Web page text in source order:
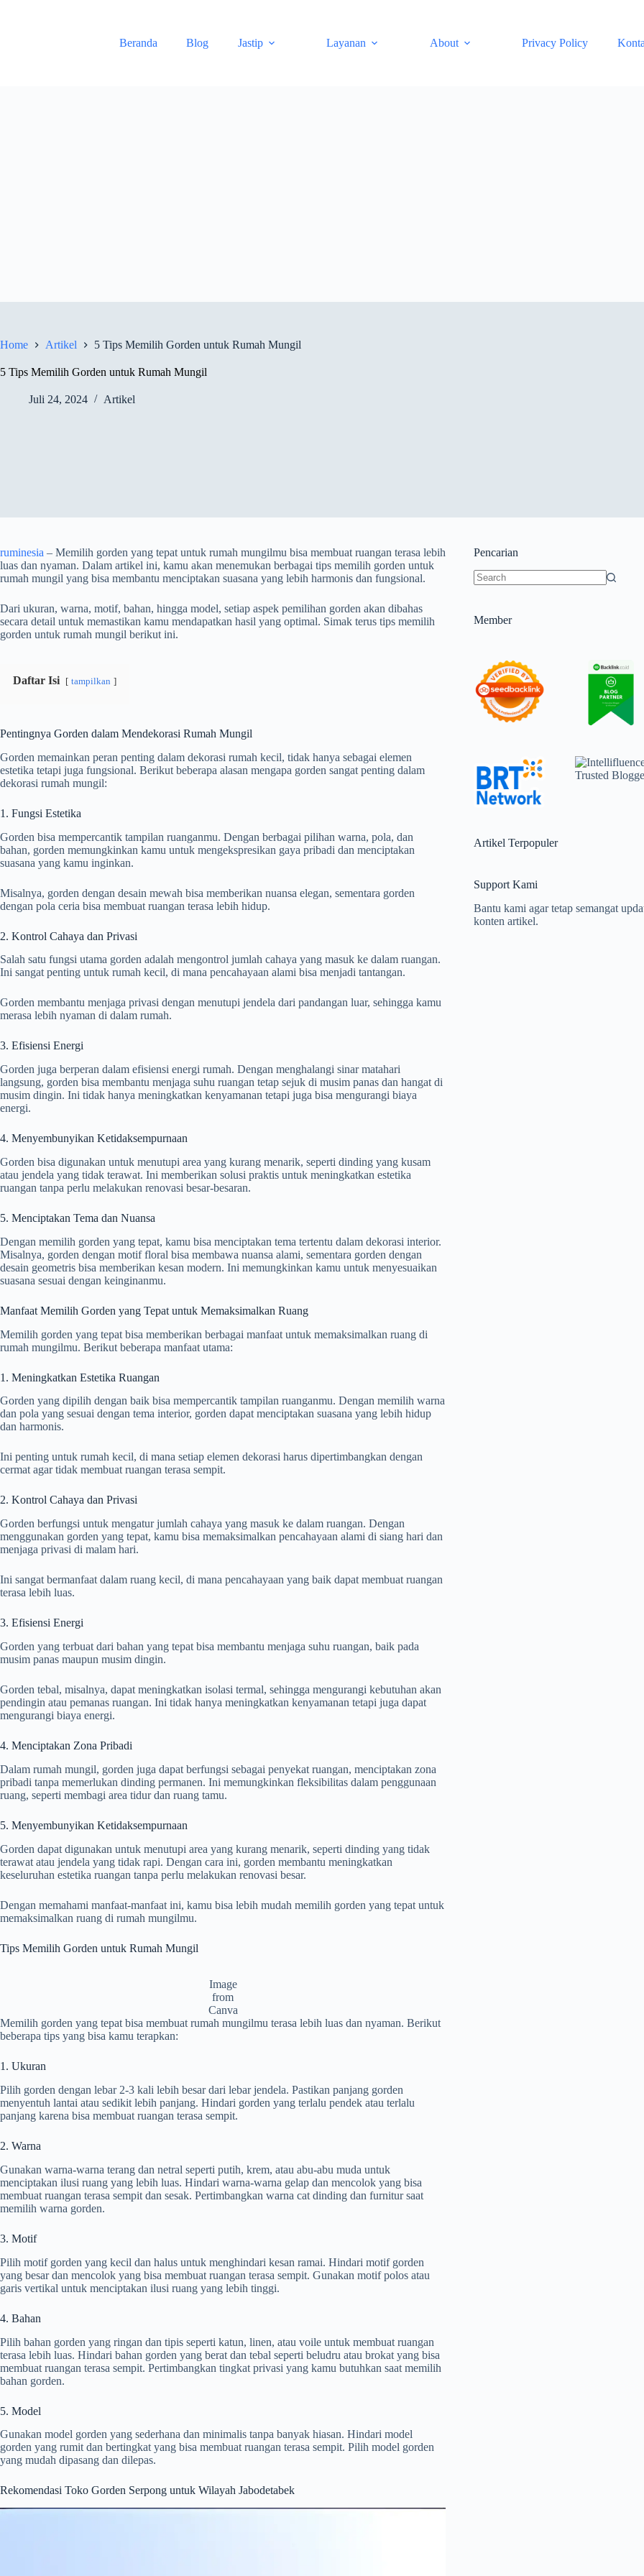
Beranda
Blog Jastip Layanan About Privacy Policy
Home Artikel 5 Tips Memilih Gorden untuk Rumah Mungil
5 Tips Memilih Gorden untuk Rumah Mungil
Juli 24, 2024 Artikel
ruminesia – Memilih gorden yang tepat untuk rumah mungilmu bisa membuat ruangan terasa lebih
luas dan nyaman. Dalam artikel ini, kamu akan menemukan berbagai tips memilih gorden untuk
rumah mungil yang bisa membantu menciptakan suasana yang lebih harmonis dan fungsional.
Dari ukuran, warna, motif, bahan, hingga model, setiap aspek pemilihan gorden akan dibahas
secara detail untuk memastikan kamu mendapatkan hasil yang optimal. Simak terus tips memilih
gorden untuk rumah mungil berikut ini.
Daftar Isi tampilkan
Pentingnya Gorden dalam Mendekorasi Rumah Mungil
Gorden memainkan peran penting dalam dekorasi rumah kecil, tidak hanya sebagai elemen
estetika tetapi juga fungsional. Berikut beberapa alasan mengapa gorden sangat penting dalam
dekorasi rumah mungil:
1. Fungsi Estetika
Gorden bisa mempercantik tampilan ruanganmu. Dengan berbagai pilihan warna, pola, dan
bahan, gorden memungkinkan kamu untuk mengekspresikan gaya pribadi dan menciptakan
suasana yang kamu inginkan.
Misalnya, gorden dengan desain mewah bisa memberikan nuansa elegan, sementara gorden
dengan pola ceria bisa membuat ruangan terasa lebih hidup.
2. Kontrol Cahaya dan Privasi
Salah satu fungsi utama gorden adalah mengontrol jumlah cahaya yang masuk ke dalam ruangan.
Ini sangat penting untuk rumah kecil, di mana pencahayaan alami bisa menjadi tantangan.
Gorden membantu menjaga privasi dengan menutupi jendela dari pandangan luar, sehingga kamu
merasa lebih nyaman di dalam rumah.
3. Efisiensi Energi
Gorden juga berperan dalam efisiensi energi rumah. Dengan menghalangi sinar matahari
langsung, gorden bisa membantu menjaga suhu ruangan tetap sejuk di musim panas dan hangat di
musim dingin. Ini tidak hanya meningkatkan kenyamanan tetapi juga bisa mengurangi biaya
energi.
4. Menyembunyikan Ketidaksempurnaan
Gorden bisa digunakan untuk menutupi area yang kurang menarik, seperti dinding yang kusam
atau jendela yang tidak terawat. Ini memberikan solusi praktis untuk meningkatkan estetika
ruangan tanpa perlu melakukan renovasi besar-besaran.
5. Menciptakan Tema dan Nuansa
Dengan memilih gorden yang tepat, kamu bisa menciptakan tema tertentu dalam dekorasi interior.
Misalnya, gorden dengan motif floral bisa membawa nuansa alami, sementara gorden dengan
desain geometris bisa memberikan kesan modern. Ini memungkinkan kamu untuk menyesuaikan
suasana sesuai dengan keinginanmu.
Manfaat Memilih Gorden yang Tepat untuk Memaksimalkan Ruang
Memilih gorden yang tepat bisa memberikan berbagai manfaat untuk memaksimalkan ruang di
rumah mungilmu. Berikut beberapa manfaat utama:
1. Meningkatkan Estetika Ruangan
Gorden yang dipilih dengan baik bisa mempercantik tampilan ruanganmu. Dengan memilih warna
dan pola yang sesuai dengan tema interior, gorden dapat menciptakan suasana yang lebih hidup
dan harmonis.
Ini penting untuk rumah kecil, di mana setiap elemen dekorasi harus dipertimbangkan dengan
cermat agar tidak membuat ruangan terasa sempit.
2. Kontrol Cahaya dan Privasi
Gorden berfungsi untuk mengatur jumlah cahaya yang masuk ke dalam ruangan. Dengan
menggunakan gorden yang tepat, kamu bisa memaksimalkan pencahayaan alami di siang hari dan
menjaga privasi di malam hari.
Ini sangat bermanfaat dalam ruang kecil, di mana pencahayaan yang baik dapat membuat ruangan
terasa lebih luas.
3. Efisiensi Energi
Gorden yang terbuat dari bahan yang tepat bisa membantu menjaga suhu ruangan, baik pada
musim panas maupun musim dingin.
Gorden tebal, misalnya, dapat meningkatkan isolasi termal, sehingga mengurangi kebutuhan akan
pendingin atau pemanas ruangan. Ini tidak hanya meningkatkan kenyamanan tetapi juga dapat
mengurangi biaya energi.
4. Menciptakan Zona Pribadi
Dalam rumah mungil, gorden juga dapat berfungsi sebagai penyekat ruangan, menciptakan zona
pribadi tanpa memerlukan dinding permanen. Ini memungkinkan fleksibilitas dalam penggunaan
ruang, seperti membagi area tidur dan ruang tamu.
5. Menyembunyikan Ketidaksempurnaan
Gorden dapat digunakan untuk menutupi area yang kurang menarik, seperti dinding yang tidak
terawat atau jendela yang tidak rapi. Dengan cara ini, gorden membantu meningkatkan
keseluruhan estetika ruangan tanpa perlu melakukan renovasi besar.
Dengan memahami manfaat-manfaat ini, kamu bisa lebih mudah memilih gorden yang tepat untuk
memaksimalkan ruang di rumah mungilmu.
Tips Memilih Gorden untuk Rumah Mungil
Image
from
Canva
Memilih gorden yang tepat bisa membuat rumah mungilmu terasa lebih luas dan nyaman. Berikut
beberapa tips yang bisa kamu terapkan:
1. Ukuran
Pilih gorden dengan lebar 2-3 kali lebih besar dari lebar jendela. Pastikan panjang gorden
menyentuh lantai atau sedikit lebih panjang. Hindari gorden yang terlalu pendek atau terlalu
panjang karena bisa membuat ruangan terasa sempit.
2. Warna
Gunakan warna-warna terang dan netral seperti putih, krem, atau abu-abu muda untuk
menciptakan ilusi ruang yang lebih luas. Hindari warna-warna gelap dan mencolok yang bisa
membuat ruangan terasa sempit dan sesak. Pertimbangkan warna cat dinding dan furnitur saat
memilih warna gorden.
3. Motif
Pilih motif gorden yang kecil dan halus untuk menghindari kesan ramai. Hindari motif gorden
yang besar dan mencolok yang bisa membuat ruangan terasa sempit. Gunakan motif polos atau
garis vertikal untuk menciptakan ilusi ruang yang lebih tinggi.
4. Bahan
Pilih bahan gorden yang ringan dan tipis seperti katun, linen, atau voile untuk membuat ruangan
terasa lebih luas. Hindari bahan gorden yang berat dan tebal seperti beludru atau brokat yang bisa
membuat ruangan terasa sempit. Pertimbangkan tingkat privasi yang kamu butuhkan saat memilih
bahan gorden.
5. Model
Gunakan model gorden yang sederhana dan minimalis tanpa banyak hiasan. Hindari model
gorden yang rumit dan bertingkat yang bisa membuat ruangan terasa sempit. Pilih model gorden
yang mudah dipasang dan dilepas.
Rekomendasi Toko Gorden Serpong untuk Wilayah Jabodetabek
Pencarian
Member
Artikel Terpopuler
Support Kami
Bantu kami agar tetap semangat
konten artikel.